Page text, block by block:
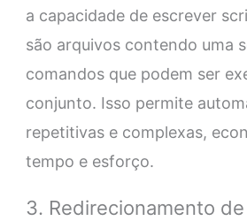
a capacidade de escrever
são arquivos contendo uma
comandos que podem ser
conjunto. Isso permite
repetitivas e complexas,
tempo e esforço.
3. Redirecionamento de